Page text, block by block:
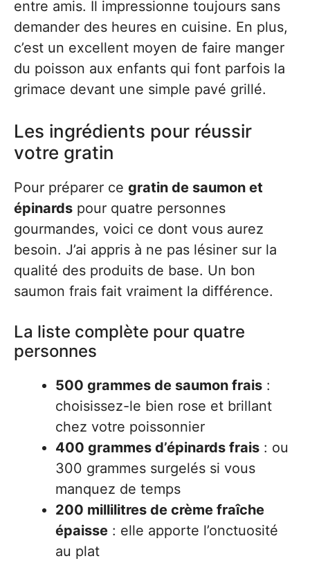
entre amis. Il impressionne toujours sans
demander des heures en cuisine. En plus,
c’est un excellent moyen de faire manger
du poisson aux enfants qui font parfois la
grimace devant une simple pavé grillé.
Les ingrédients pour réussir
votre gratin
Pour préparer ce gratin de saumon et
épinards pour quatre personnes
gourmandes, voici ce dont vous aurez
besoin. J’ai appris à ne pas lésiner sur la
qualité des produits de base. Un bon
saumon frais fait vraiment la différence.
La liste complète pour quatre
personnes
500 grammes de saumon frais :
choisissez-le bien rose et brillant
chez votre poissonnier
400 grammes d’épinards frais : ou
300 grammes surgelés si vous
manquez de temps
200 millilitres de crème fraîche
épaisse : elle apporte l’onctuosité
au plat